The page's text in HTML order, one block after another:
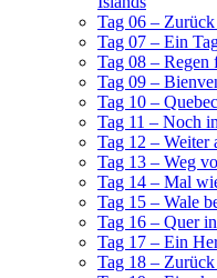
Tag 06 –
Tag 07 – Ein
Tag 08 – Regen
Tag 09 –
Tag 10 –
Tag 11 – Noch
Tag 12 – Weiter
Tag 13 – Weg
Tag 14 – Mal
Tag 15 – Wale
Tag 16 – Quer
Tag 17 – Ein
Tag 18 –